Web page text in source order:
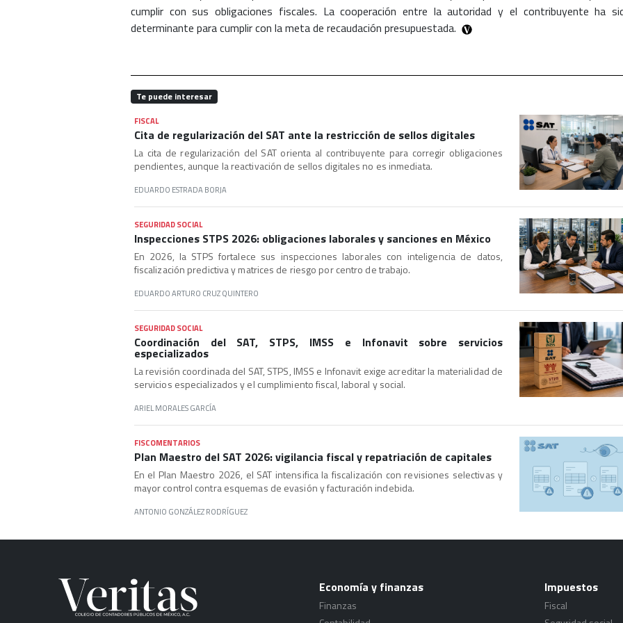
cumplir con sus obligaciones fiscales. La cooperación entre la autoridad y el contribuyente ha
determinante para cumplir con la meta de recaudación presupuestada.
Te puede interesar
FISCAL
Cita de regularización del SAT ante la restricción de sellos digitales
La cita de regularización del SAT orienta al contribuyente para corregir obligaciones
pendientes, aunque la reactivación de sellos digitales no es inmediata.
EDUARDO ESTRADA BORJA
SEGURIDAD SOCIAL
Inspecciones STPS 2026: obligaciones laborales y sanciones en México
En 2026, la STPS fortalece sus inspecciones laborales con inteligencia de datos,
fiscalización predictiva y matrices de riesgo por centro de trabajo.
EDUARDO ARTURO CRUZ QUINTERO
SEGURIDAD SOCIAL
Coordinación del SAT, STPS, IMSS e Infonavit sobre servicios
especializados
La revisión coordinada del SAT, STPS, IMSS e Infonavit exige acreditar la materialidad de
servicios especializados y el cumplimiento fiscal, laboral y social.
ARIEL MORALES GARCÍA
FISCOMENTARIOS
Plan Maestro del SAT 2026: vigilancia fiscal y repatriación de capitales
En el Plan Maestro 2026, el SAT intensifica la fiscalización con revisiones selectivas y
mayor control contra esquemas de evasión y facturación indebida.
ANTONIO GONZÁLEZ RODRÍGUEZ
Economía y finanzas
Finanzas
Impuestos
Fiscal